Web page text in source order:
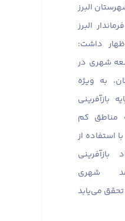
البرز
داشت:
شهری در
به ویژه
بازآفرینی
مناطق کم
استفاده از
شهری